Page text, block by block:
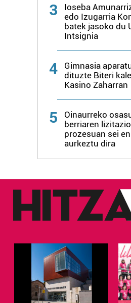
3
Ioseba
edo Izugarria
batek jasoko du
Intsignia
4
Gimnasia
dituzte Biteri
Kasino Zaharran
5
Oinaurreko
berriaren lizitazio
prozesuan sei
aurkeztu dira